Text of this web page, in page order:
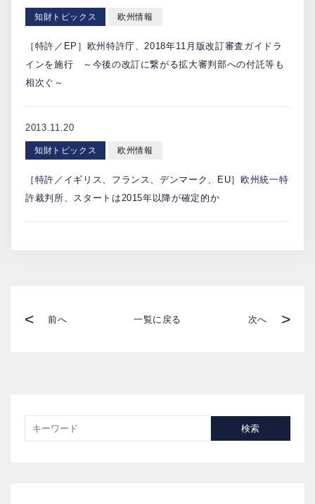
知財トピックス 欧州情報
［特許／EP］欧州特許庁、2018年11月版改訂審査ガイドラ
インを施行 ～今後の改訂に繋がる拡大審判部への付託等も
相次ぐ～
2013.11.20
知財トピックス 欧州情報
［特許／イギリス、フランス、デンマーク、EU］欧州統一特
許裁判所、スタートは2015年以降が確定的か
< 前へ 一覧に戻る 次へ >
検索